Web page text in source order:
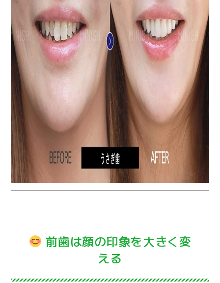
前歯は顔の印象を大きく変
える